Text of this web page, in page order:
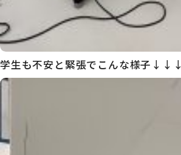
学生も不安と緊張でこんな様子↓↓↓